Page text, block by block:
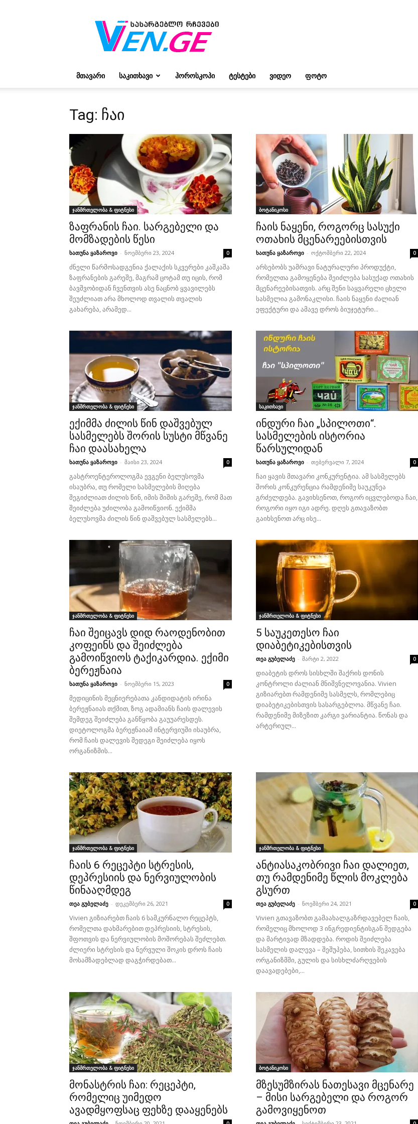
ვივიენისგან
ᲛᲗᲐᲕᲐᲠᲘ ᲡᲐᲙᲘᲗᲮᲐᲕᲘ ᲰᲝᲠᲝᲡᲙᲝᲞᲘ ᲢᲔᲡᲢᲔᲑᲘ ᲕᲘᲓᲔᲝ ᲤᲝᲢᲝ
Tag: ჩაი
ჯანმრთელობა & ფიტნესი
ზაფრანის ჩაი. სარგებელი და
მომზადების წესი
ხათუნა ყაზაროვი - ნოემბერი 23, 2024 0
ძნელი წარმოსადგენია ქალაქის სკვერები კაშკაშა
ზაფრანების გარეშე, მაგრამ ცოტამ თუ იცის, რომ
ბავშვობიდან ჩვენთვის ასე ნაცნობ ყვავილებს
შეუძლიათ არა მხოლოდ თვალის თვალის
გახარება, არამედ...
ბოტანიკოსი
ჩაის ნაყენი, როგორც სასუქი
ოთახის მცენარეებისთვის
ხათუნა ყაზაროვი - ოქტომბერი 22, 2024 0
არსებობს უამრავი ნატურალური პროდუქტი,
რომელთა გამოყენება შეიძლება სასუქად ოთახის
მცენარეებისათვის. არც შენი საყვარელი ცხელი
სასმელია გამონაკლისი. ჩაის ნაყენი ძალიან
ეფექტური და ამავე დროს ბიუჯეტური...
ჯანმრთელობა & ფიტნესი
ექიმმა ძილის წინ დაშვებულ
სასმელებს შორის სუსტი მწვანე
ჩაი დაასახელა
ხათუნა ყაზაროვი - მაისი 23, 2024 0
გასტროენტეროლოგმა ევგენი ბელუსოვმა
ისაუბრა, თუ რომელი სასმელების მიღება
შეგიძლიათ ძილის წინ, იმის შიშის გარეშე, რომ მათ
შეიძლება უძილობა გამოიწვიონ. ექიმმა
ბელუსოვმა ძილის წინ დაშვებულ სასმელებს...
საკითხავი
ინდური ჩაი „სპილოთი“.
სასმელების ისტორია
წარსულიდან
ხათუნა ყაზაროვი - თებერვალი 7, 2024 0
ჩაი ყავის მთავარი კონკურენტია. ამ სასმელებს
შორის კონკურენცია რამდენიმე საუკუნეა
გრძელდება. გავიხსენოთ, როგორ იცვლებოდა ჩაი,
როგორი იყო იგი ადრე. დღეს გთავაზობთ
გაიხსენოთ არც ისე...
ჯანმრთელობა & ფიტნესი
ჩაი შეიცავს დიდ რაოდენობით
კოფეინს და შეიძლება
გამოიწვიოს ტაქიკარდია. ექიმი
ბერეჟნაია
ხათუნა ყაზაროვი - ნოემბერი 15, 2023 0
მედიცინის მეცნიერებათა კანდიდატის ირინა
ბერეჟნაიას თქმით, ზოგ ადამიანს ჩაის დალევის
შემდეგ შეიძლება განწყობა გაუუარესდეს.
დიეტოლოგმა ბერეჟნაიამ ინტერვიუში ისაუბრა,
რომ ჩაის დალევის შედეგი შეიძლება იყოს
ორგანიზმის...
ჯანმრთელობა & ფიტნესი
5 საუკეთესო ჩაი
დიაბეტიკებისთვის
თეა გუბელაძე - მარტი 2, 2022 0
დიაბეტის დროს სისხლში შაქრის დონის
კონტროლი ძალიან მნიშვნელოვანია. Vivien
გიზიარებთ რამდენიმე სასმელს, რომლებიც
დიაბეტიკებისთვის სასარგებლოა. მწვანე ჩაი.
რამდენიმე მიზეზით კარგი ვარიანტია. წონას და
არტერიულ...
ჯანმრთელობა & ფიტნესი
ჩაის 6 რეცეპტი სტრესის,
დეპრესიის და ნერვიულობის
წინააღმდეგ
თეა გუბელაძე - დეკემბერი 26, 2021 0
Vivien გიზიარებთ ჩაის 6 სამკურნალო რეცეპტს,
რომელთა დახმარებით დეპრესიის, სტრესის,
შფოთვის და ნერვიულობის მოშორებას შეძლებთ.
ძლიერი სტრესის და ნერვული შოკის დროს ჩაის
მოსამზადებლად დაგჭირდებათ...
ჯანმრთელობა & ფიტნესი
ანტიასაკობრივი ჩაი დალიეთ,
თუ რამდენიმე წლის მოკლება
გსურთ
თეა გუბელაძე - ნოემბერი 24, 2021 0
Vivien გთავაზობთ გამაახალგაზრდავებელ ჩაის,
რომელიც მხოლოდ 3 ინგრედიენტისგან შედგება
და მარტივად მზადდება. როდის შეიძლება
სასმელის დალევა – შეშუპება, სითხის შეკავება
ორგანიზმში, გულის და სისხლძარღვების
დაავადებები,...
ჯანმრთელობა & ფიტნესი
მონასტრის ჩაი: რეცეპტი,
რომელიც უიმედო
ავადმყოფსაც ფეხზე დააყენებს
ბოტანიკოსი
მზესუმზირას ნათესავი მცენარე
– მისი სარგებელი და როგორ
გამოვიყენოთ